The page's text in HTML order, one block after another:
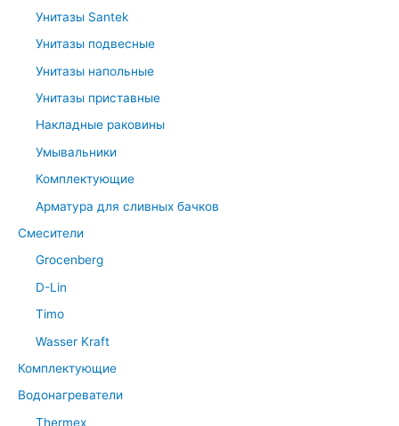
Унитазы Santek
Унитазы подвесные
Унитазы напольные
Унитазы приставные
Накладные раковины
Умывальники
Комплектующие
Арматура для сливных бачков
Смесители
Grocenberg
D-Lin
Timo
Wasser Kraft
Комплектующие
Водонагреватели
Thermex